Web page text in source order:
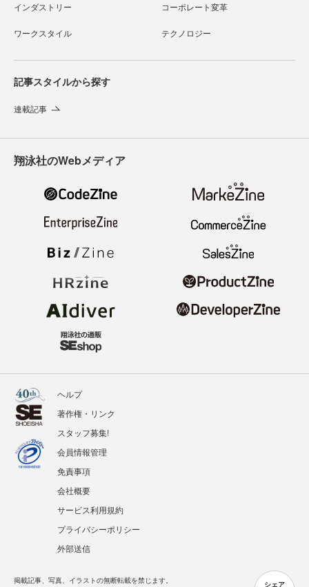
シェア
インダストリー コーポレート変革
ワークスタイル テクノロジー
記事スタイルから探す
連載記事
翔泳社のWebメディア
ヘルプ
著作権・リンク
スタッフ募集!
会員情報管理
免責事項
会社概要
サービス利用規約
プライバシーポリシー
外部送信
掲載記事、写真、イラストの無断転載を禁じます。